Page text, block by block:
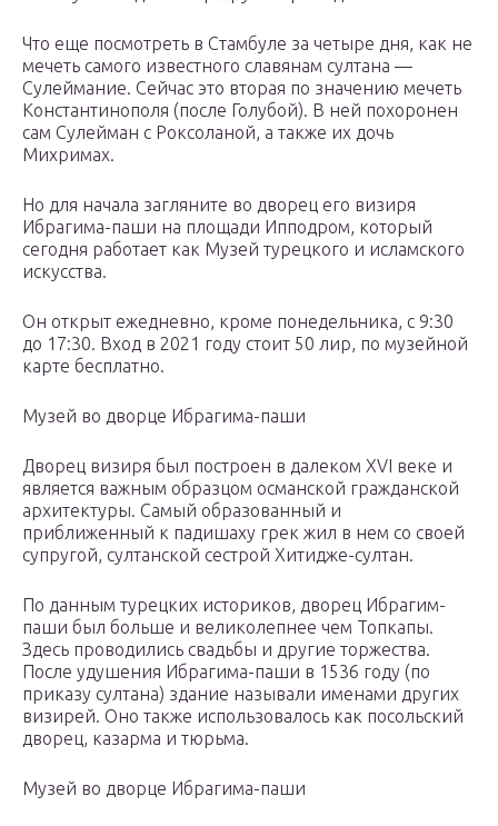
Что еще посмотреть в Стамбуле за четыре дня, как не
мечеть самого известного славянам султана —
Сулеймание. Сейчас это вторая по значению мечеть
Константинополя (после Голубой). В ней похоронен
сам Сулейман с Роксоланой, а также их дочь
Михримах.
Но для начала загляните во дворец его визиря
Ибрагима-паши на площади Ипподром, который
сегодня работает как Музей турецкого и исламского
искусства.
Он открыт ежедневно, кроме понедельника, с 9:30
до 17:30. Вход в 2021 году стоит 50 лир, по музейной
карте бесплатно.
Музей во дворце Ибрагима-паши
Дворец визиря был построен в далеком XVI веке и
является важным образцом османской гражданской
архитектуры. Самый образованный и
приближенный к падишаху грек жил в нем со своей
супругой, султанской сестрой Хитидже-султан.
По данным турецких историков, дворец Ибрагим-
паши был больше и великолепнее чем Топкапы.
Здесь проводились свадьбы и другие торжества.
После удушения Ибрагима-паши в 1536 году (по
приказу султана) здание называли именами других
визирей. Оно также использовалось как посольский
дворец, казарма и тюрьма.
Музей во дворце Ибрагима-паши